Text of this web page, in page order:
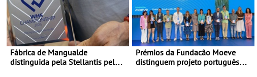
Fábrica de Mangualde
distinguida pela Stellantis pela
Prémios da Fundacão Moeve
distinguem projeto português